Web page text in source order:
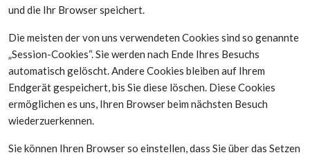
und die Ihr Browser speichert.
Die meisten der von uns verwendeten Cookies sind so genannte
„Session-Cookies“. Sie werden nach Ende Ihres Besuchs
automatisch gelöscht. Andere Cookies bleiben auf Ihrem
Endgerät gespeichert, bis Sie diese löschen. Diese Cookies
ermöglichen es uns, Ihren Browser beim nächsten Besuch
wiederzuerkennen.
Sie können Ihren Browser so einstellen, dass Sie über das Setzen